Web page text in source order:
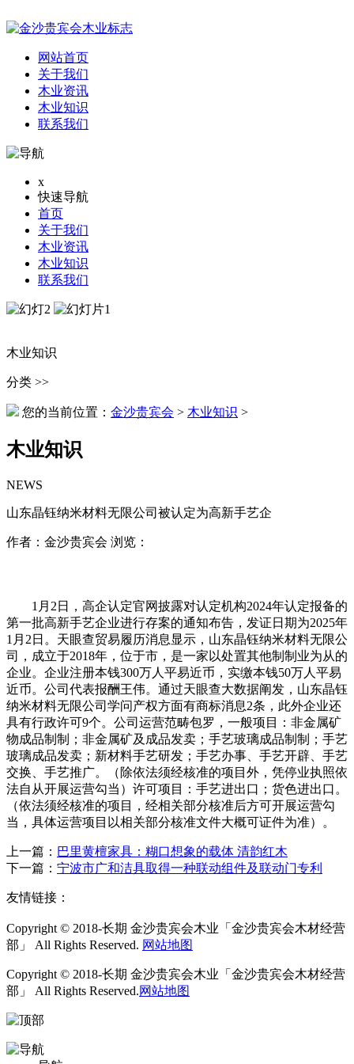
网站首页
关于我们
木业资讯
木业知识
联系我们
x
快速导航
首页
关于我们
木业资讯
木业知识
联系我们
木业知识
分类 >>
您的当前位置： 金沙贵宾会 > 木业知识 >
木业知识
NEWS
山东晶钰纳米材料无限公司被认定为高新手艺企
作者：金沙贵宾会 浏览：
1月2日，高企认定官网披露对认定机构2024年认定报备的
第一批高新手艺企业进行存案的通知布告，发证日期为2025年
1月2日。天眼查贸易履历消息显示，山东晶钰纳米材料无限公
司，成立于2018年，位于市，是一家以处置其他制制业为从的
企业。企业注册本钱300万人平易近币，实缴本钱50万人平易
近币。公司代表报酬王伟。通过天眼查大数据阐发，山东晶钰
纳米材料无限公司学问产权方面有商标消息2条，此外企业还
具有行政许可9个。公司运营范畴包罗，一般项目：非金属矿
物成品制制；非金属矿及成品发卖；手艺玻璃成品制制；手艺
玻璃成品发卖；新材料手艺研发；手艺办事、手艺开辟、手艺
交换、手艺推广。（除依法须经核准的项目外，凭停业执照依
法自从开展运营勾当）许可项目：手艺进出口；货色进出口。
（依法须经核准的项目，经相关部分核准后方可开展运营勾
当，具体运营项目以相关部分核准文件大概可证件为准）。
上一篇： 巴里黄檀家具：糊口想象的载体 清韵红木
下一篇： 宁波市广和洁具取得一种联动组件及联动门专利
友情链接：
Copyright © 2018-长期 金沙贵宾会木业「金沙贵宾会木材经营
部」 All Rights Reserved. 网站地图
Copyright © 2018-长期 金沙贵宾会木业「金沙贵宾会木材经营
部」 All Rights Reserved.网站地图